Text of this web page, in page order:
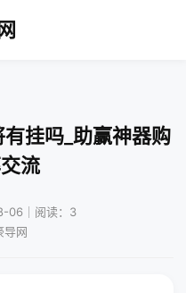
挂吗_助赢神器购
流
06｜阅读：3
导网